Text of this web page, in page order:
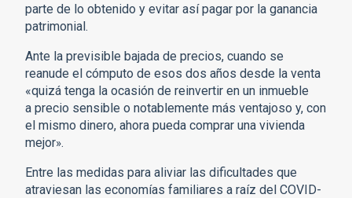
parte de lo obtenido y evitar así pagar por la ganancia
patrimonial.
Ante la previsible bajada de precios, cuando se
reanude el cómputo de esos dos años desde la venta
«quizá tenga la ocasión de reinvertir en un inmueble
a precio sensible o notablemente más ventajoso y, con
el mismo dinero, ahora pueda comprar una vivienda
mejor».
Entre las medidas para aliviar las dificultades que
atraviesan las economías familiares a raíz del COVID-